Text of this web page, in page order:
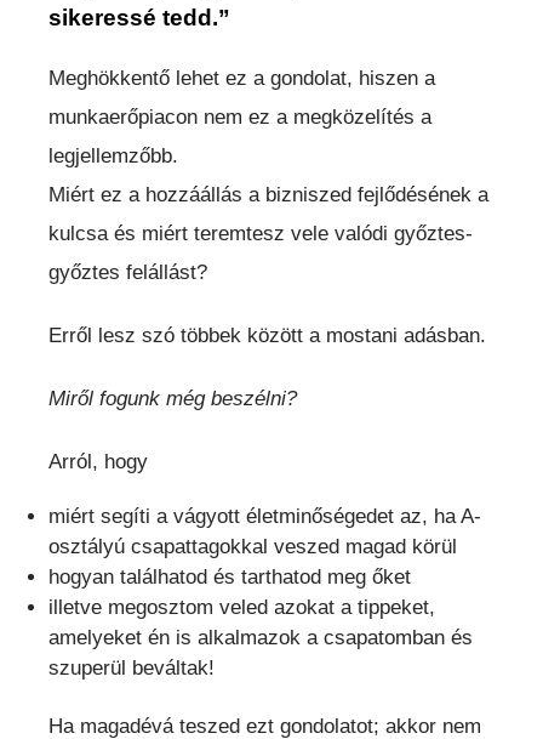
sikeressé tedd.”
Meghökkentő lehet ez a gondolat, hiszen a
munkaerőpiacon nem ez a megközelítés a
legjellemzőbb.
Miért ez a hozzáállás a bizniszed fejlődésének a
kulcsa és miért teremtesz vele valódi győztes-
győztes felállást?
Erről lesz szó többek között a mostani adásban.
Miről fogunk még beszélni?
Arról, hogy
miért segíti a vágyott életminőségedet az, ha A-
osztályú csapattagokkal veszed magad körül
hogyan találhatod és tarthatod meg őket
illetve megosztom veled azokat a tippeket,
amelyeket én is alkalmazok a csapatomban és
szuperül beváltak!
Ha magadévá teszed ezt gondolatot; akkor nem